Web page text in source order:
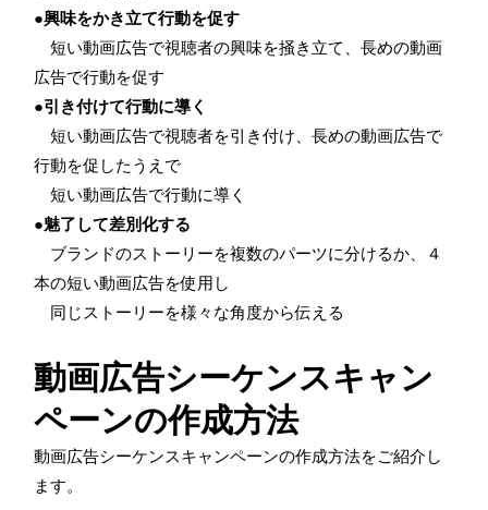
●興味をかき立て行動を促す
短い動画広告で視聴者の興味を掻き立て、長めの動画
広告で行動を促す
●引き付けて行動に導く
短い動画広告で視聴者を引き付け、長めの動画広告で
行動を促したうえで
短い動画広告で行動に導く
●魅了して差別化する
ブランドのストーリーを複数のパーツに分けるか、４
本の短い動画広告を使用し
同じストーリーを様々な角度から伝える
動画広告シーケンスキャン
ペーンの作成方法
動画広告シーケンスキャンペーンの作成方法をご紹介し
ます。